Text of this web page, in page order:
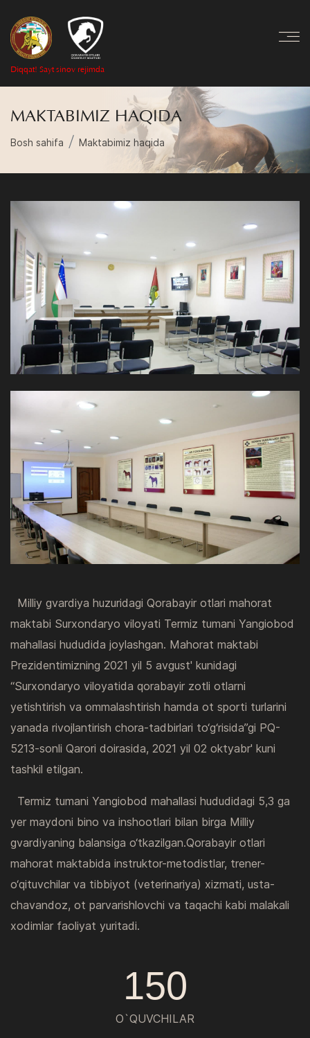
Diqqat! Sayt sinov rejimda
MAKTABIMIZ HAQIDA
Bosh sahifa Maktabimiz haqida
Milliy gvardiya huzuridagi Qorabayir otlari mahorat
maktabi Surxondaryo viloyati Termiz tumani Yangiobod
mahallasi hududida joylashgan. Mahorat maktabi
Prezidentimizning 2021 yil 5 avgust' kunidagi
“Surxondaryo viloyatida qorabayir zotli otlarni
yetishtirish va ommalashtirish hamda ot sporti turlarini
yanada rivojlantirish chora-tadbirlari to‘g‘risida”gi PQ-
5213-sonli Qarori doirasida, 2021 yil 02 oktyabr' kuni
tashkil etilgan.
Termiz tumani Yangiobod mahallasi hududidagi 5,3 ga
yer maydoni bino va inshootlari bilan birga Milliy
gvardiyaning balansiga o‘tkazilgan.Qorabayir otlari
mahorat maktabida instruktor-metodistlar, trener-
o‘qituvchilar va tibbiyot (veterinariya) xizmati, usta-
chavandoz, ot parvarishlovchi va taqachi kabi malakali
xodimlar faoliyat yuritadi.
150
O`QUVCHILAR